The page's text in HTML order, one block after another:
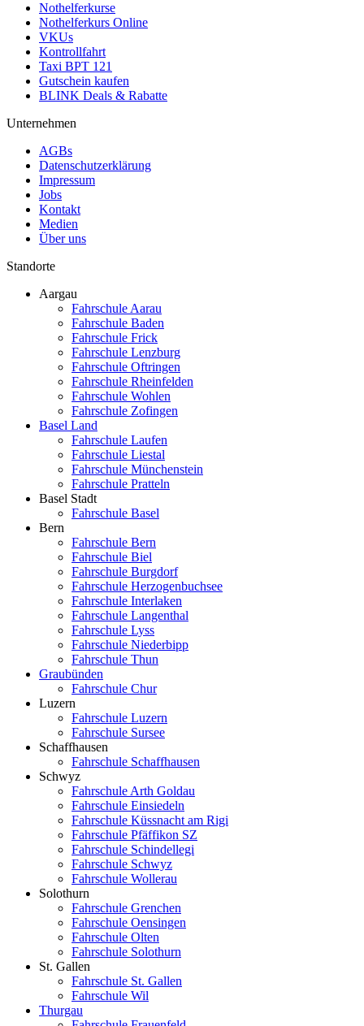
Nothelferkurse
Nothelferkurs Online
VKUs
Kontrollfahrt
Taxi BPT 121
Gutschein kaufen
BLINK Deals & Rabatte
Unternehmen
AGBs
Datenschutzerklärung
Impressum
Jobs
Kontakt
Medien
Über uns
Standorte
Aargau
Fahrschule Aarau
Fahrschule Baden
Fahrschule Frick
Fahrschule Lenzburg
Fahrschule Oftringen
Fahrschule Rheinfelden
Fahrschule Wohlen
Fahrschule Zofingen
Basel Land
Fahrschule Laufen
Fahrschule Liestal
Fahrschule Münchenstein
Fahrschule Pratteln
Basel Stadt
Fahrschule Basel
Bern
Fahrschule Bern
Fahrschule Biel
Fahrschule Burgdorf
Fahrschule Herzogenbuchsee
Fahrschule Interlaken
Fahrschule Langenthal
Fahrschule Lyss
Fahrschule Niederbipp
Fahrschule Thun
Graubünden
Fahrschule Chur
Luzern
Fahrschule Luzern
Fahrschule Sursee
Schaffhausen
Fahrschule Schaffhausen
Schwyz
Fahrschule Arth Goldau
Fahrschule Einsiedeln
Fahrschule Küssnacht am Rigi
Fahrschule Pfäffikon SZ
Fahrschule Schindellegi
Fahrschule Schwyz
Fahrschule Wollerau
Solothurn
Fahrschule Grenchen
Fahrschule Oensingen
Fahrschule Olten
Fahrschule Solothurn
St. Gallen
Fahrschule St. Gallen
Fahrschule Wil
Thurgau